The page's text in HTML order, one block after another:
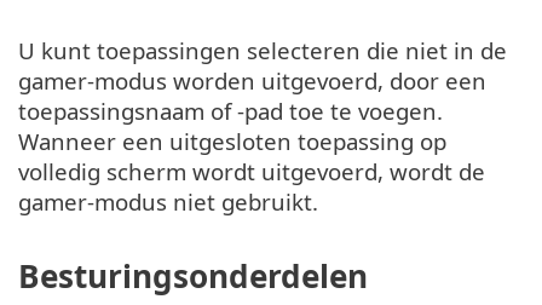
U kunt toepassingen selecteren die niet in de
gamer-modus worden uitgevoerd, door een
toepassingsnaam of -pad toe te voegen.
Wanneer een uitgesloten toepassing op
volledig scherm wordt uitgevoerd, wordt de
gamer-modus niet gebruikt.
Besturingsonderdelen